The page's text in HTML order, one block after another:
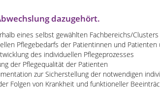
dazugehört.
eines selbst gewählten Fachbereichs/Clusters
Pflegebedarfs der Patientinnen und
des individuellen Pflegeprozesses
der Pflegequalität der Patienten
zur Sicherstellung der notwendigen
Folgen von Krankheit und funktioneller